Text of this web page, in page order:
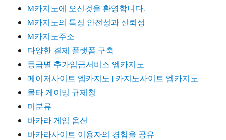
M카지노에 오신것을 환영합니다.
M카지노의 특징 안전성과 신뢰성
M카지노주소
다양한 결제 플랫폼 구축
등급별 추가입금서비스 엠카지노
메이저사이트 엠카지노 | 카지노사이트 엠카지노
몰타 게이밍 규제청
미분류
바카라 게임 옵션
바카라사이트 이용자의 경험을 공유